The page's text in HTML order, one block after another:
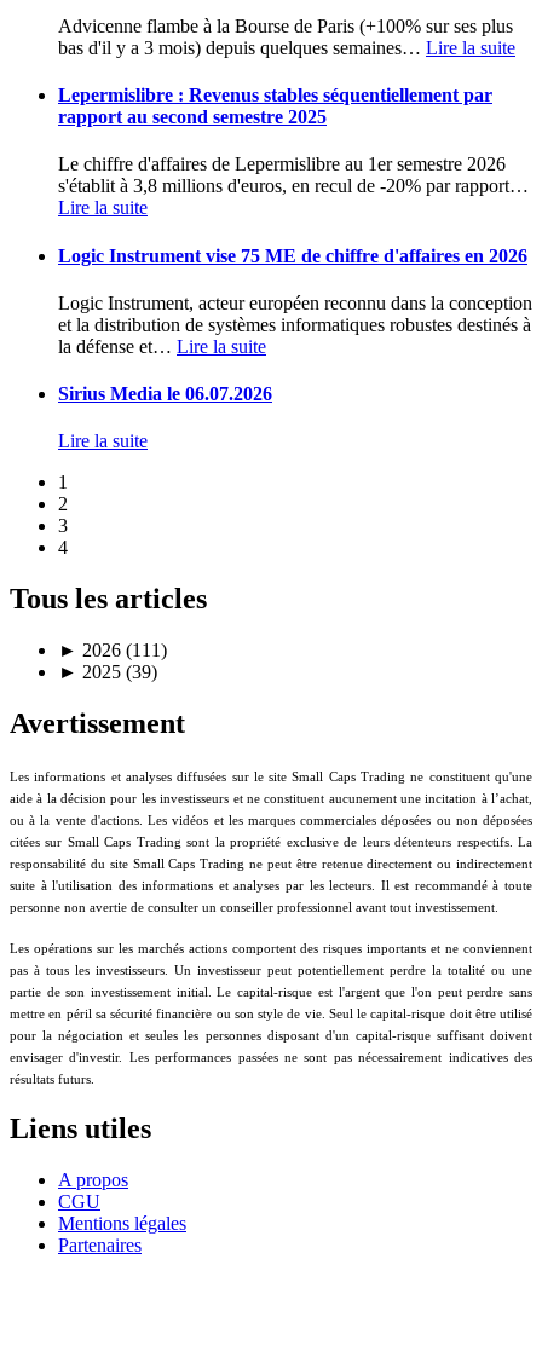
Advicenne flambe à la Bourse de Paris (+100% sur ses plus
bas d'il y a 3 mois) depuis quelques semaines… Lire la suite
Lepermislibre : Revenus stables séquentiellement par
rapport au second semestre 2025
Le chiffre d'affaires de Lepermislibre au 1er semestre 2026
s'établit à 3,8 millions d'euros, en recul de -20% par rapport…
Lire la suite
Logic Instrument vise 75 ME de chiffre d'affaires en 2026
Logic Instrument, acteur européen reconnu dans la conception
et la distribution de systèmes informatiques robustes destinés à
la défense et… Lire la suite
Sirius Media le 06.07.2026
Lire la suite
1
2
3
4
Tous les articles
► 2026 (111)
► 2025 (39)
Avertissement
Les informations et analyses diffusées sur le site Small Caps Trading ne constituent qu'une
aide à la décision pour les investisseurs et ne constituent aucunement une incitation à l’achat,
ou à la vente d'actions. Les vidéos et les marques commerciales déposées ou non déposées
citées sur Small Caps Trading sont la propriété exclusive de leurs détenteurs respectifs. La
responsabilité du site Small Caps Trading ne peut être retenue directement ou indirectement
suite à l'utilisation des informations et analyses par les lecteurs. Il est recommandé à toute
personne non avertie de consulter un conseiller professionnel avant tout investissement.
Les opérations sur les marchés actions comportent des risques importants et ne conviennent
pas à tous les investisseurs. Un investisseur peut potentiellement perdre la totalité ou une
partie de son investissement initial. Le capital-risque est l'argent que l'on peut perdre sans
mettre en péril sa sécurité financière ou son style de vie. Seul le capital-risque doit être utilisé
pour la négociation et seules les personnes disposant d'un capital-risque suffisant doivent
envisager d'investir. Les performances passées ne sont pas nécessairement indicatives des
résultats futurs.
Liens utiles
A propos
CGU
Mentions légales
Partenaires